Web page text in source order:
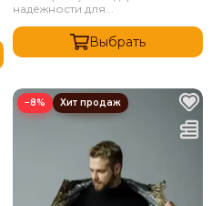
надёжности для...
Выбрать
−8%